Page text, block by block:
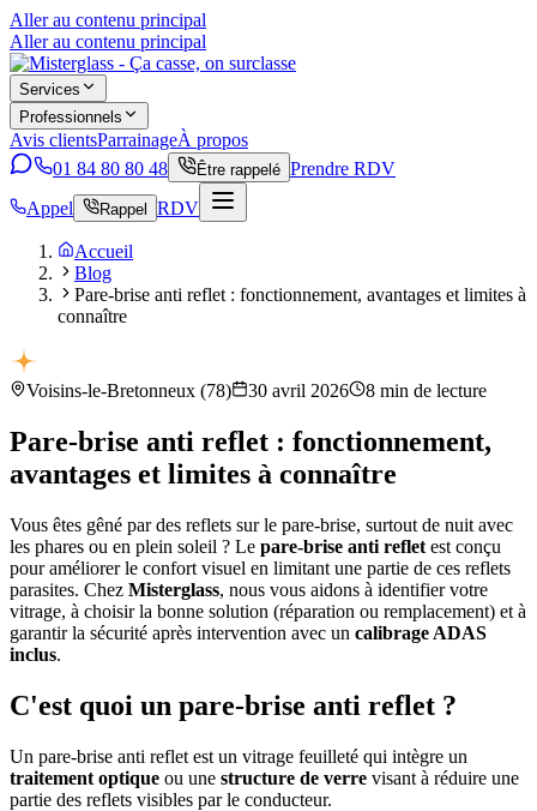
Aller au contenu principal
Aller au contenu principal
Services
Professionnels
Avis clientsParrainageÀ propos
01 84 80 80 48
Être rappelé Prendre RDV
Appel
Rappel RDV
Accueil
Blog
Pare-brise anti reflet : fonctionnement, avantages et limites à
connaître
Voisins-le-Bretonneux (78) 30 avril 2026 8 min de lecture
Pare-brise anti reflet : fonctionnement,
avantages et limites à connaître
Vous êtes gêné par des reflets sur le pare-brise, surtout de nuit avec
les phares ou en plein soleil ? Le pare-brise anti reflet est conçu
pour améliorer le confort visuel en limitant une partie de ces reflets
parasites. Chez Misterglass, nous vous aidons à identifier votre
vitrage, à choisir la bonne solution (réparation ou remplacement) et à
garantir la sécurité après intervention avec un calibrage ADAS
inclus.
C'est quoi un pare-brise anti reflet ?
Un pare-brise anti reflet est un vitrage feuilleté qui intègre un
traitement optique ou une structure de verre visant à réduire une
partie des reflets visibles par le conducteur.